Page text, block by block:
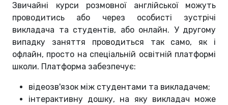
Звичайні курси розмовної англійської можуть
проводитись або через особисті зустрічі
викладача та студентів, або онлайн. У другому
випадку заняття проводиться так само, як і
офлайн, просто на спеціальній освітній платформі
школи. Платформа забезпечує:
відеозв'язок між студентами та викладачем;
інтерактивну дошку, на яку викладач може